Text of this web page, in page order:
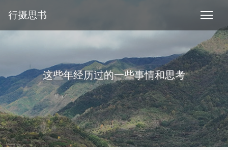
行摄思书
这些年经历过的一些事情和思考